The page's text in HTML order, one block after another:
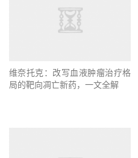
维奈托克：改写血液肿瘤治疗格
局的靶向凋亡新药，一文全解